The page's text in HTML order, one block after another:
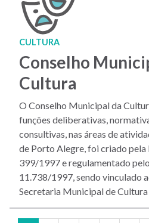
CULTURA
Conselho
Cultura
O Conselho Municipal da
funções deliberativas,
consultivas, nas áreas de
de Porto Alegre, foi criado pela
399/1997 e regulamentado
11.738/1997, sendo vinculado
Secretaria Municipal de